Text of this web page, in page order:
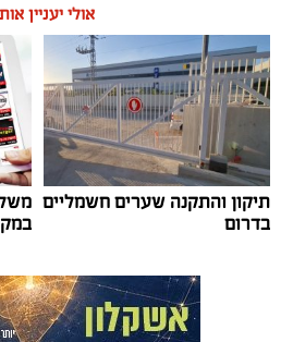
אולי יעניין
תיקון והתקנה שערים חשמליים
בדרום